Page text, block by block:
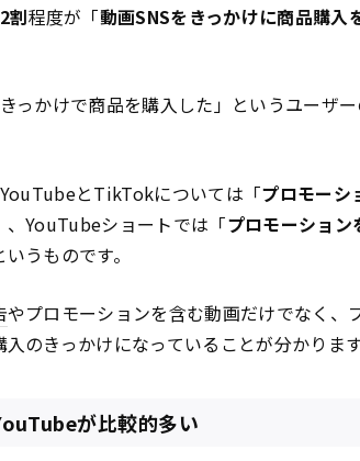
割程度が「動画SNSをきっかけに商品購入
っかけで商品を購入した」というユーザ
とTikTokについては「プロモーシ
YouTubeショートでは「プロモーショ
うものです。
やプロモーションを含む動画だけでなく、
入のきっかけになっていることが分かります
が比較的多い